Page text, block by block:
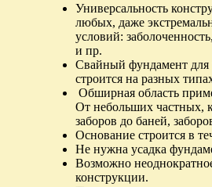
Универсальность
любых, даже
условий:
и пр.
Свайный фундамент для
строится на разных
Обширная область
От небольших частных,
заборов до баней,
Основание строится в
Не нужна усадка
Возможно
конструкции.